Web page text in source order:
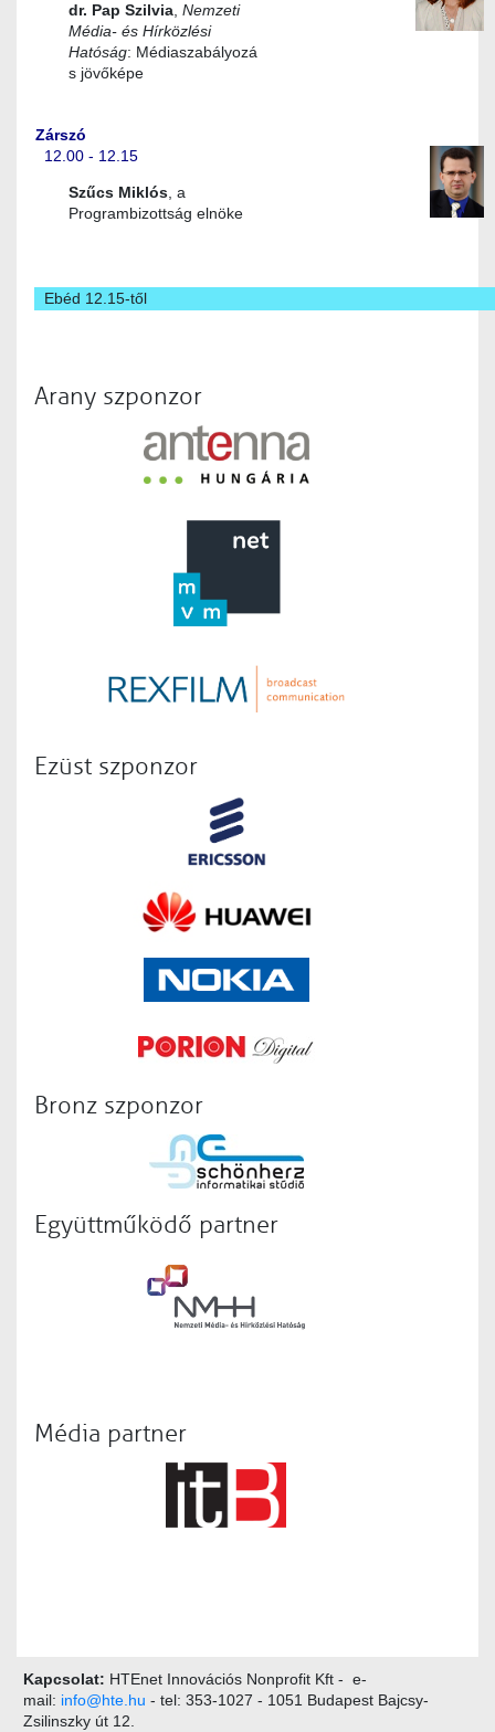
dr. Pap Szilvia, Nemzeti
Média- és Hírközlési
Hatóság: Médiaszabályozá
s jövőképe
Zárszó
12.00 - 12.15
Szűcs Miklós, a
Programbizottság elnöke
Ebéd 12.15-től
Arany szponzor
Ezüst szponzor
Bronz szponzor
Együttműködő partner
Média partner
Kapcsolat: HTEnet Innovációs Nonprofit Kft - e-
mail: info@hte.hu - tel: 353-1027 - 1051 Budapest Bajcsy-
Zsilinszky út 12.